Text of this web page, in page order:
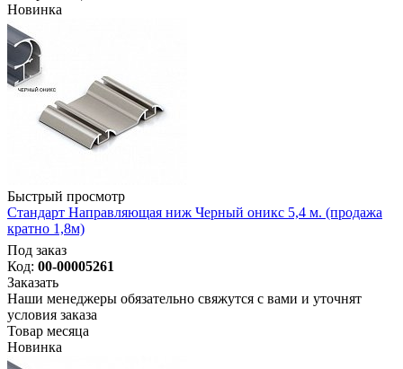
Новинка
Быстрый просмотр
Стандарт Направляющая ниж Черный оникс 5,4 м. (продажа
кратно 1,8м)
Под заказ
Код: 00-00005261
Заказать
Наши менеджеры обязательно свяжутся с вами и уточнят
условия заказа
Товар месяца
Новинка